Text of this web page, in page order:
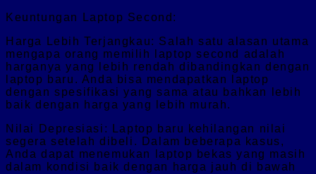
Keuntungan Laptop Second:
Harga Lebih Terjangkau: Salah satu alasan utama
mengapa orang memilih laptop second adalah
harganya yang lebih rendah dibandingkan dengan
laptop baru. Anda bisa mendapatkan laptop
dengan spesifikasi yang sama atau bahkan lebih
baik dengan harga yang lebih murah.
Nilai Depresiasi: Laptop baru kehilangan nilai
segera setelah dibeli. Dalam beberapa kasus,
Anda dapat menemukan laptop bekas yang masih
dalam kondisi baik dengan harga jauh di bawah